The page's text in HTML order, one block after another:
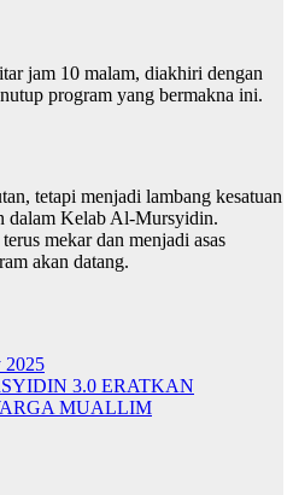
jam 10 malam, diakhiri dengan
program yang bermakna ini.
tetapi menjadi lambang kesatuan
dalam Kelab Al-Mursyidin.
mekar dan menjadi asas
akan datang.
2025
3.0 ERATKAN
MUALLIM